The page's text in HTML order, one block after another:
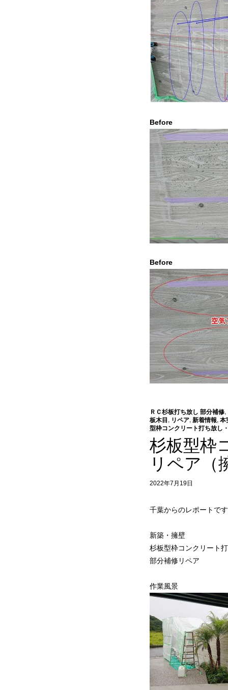
Before
Before
ＲＣ杉板打ち放し 部分補修,
板木目 , リペア, 新着情報, 本
型枠コンクリート打ち放し
杉板型枠
リペア（
2022年7月19日
千葉からのレポートで
新築・擁壁
杉板型枠コンクリート
部分補修リペア
作業風景